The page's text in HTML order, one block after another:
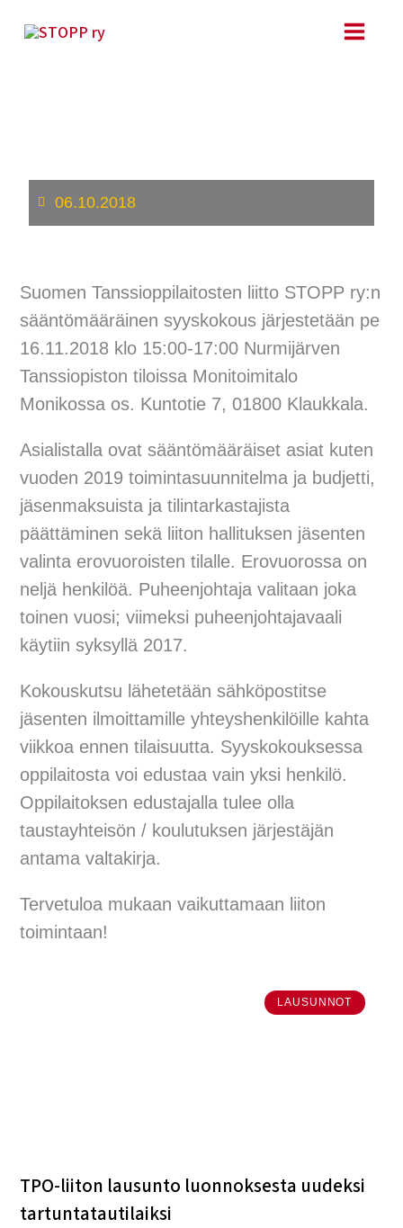
sisältöön
06.10.2018
Suomen Tanssioppilaitosten liitto STOPP ry:n
sääntömääräinen syyskokous järjestetään pe
16.11.2018 klo 15:00-17:00 Nurmijärven
Tanssiopiston tiloissa Monitoimitalo
Monikossa os. Kuntotie 7, 01800 Klaukkala.
Asialistalla ovat sääntömääräiset asiat kuten
vuoden 2019 toimintasuunnitelma ja budjetti,
jäsenmaksuista ja tilintarkastajista
päättäminen sekä liiton hallituksen jäsenten
valinta erovuoroisten tilalle. Erovuorossa on
neljä henkilöä. Puheenjohtaja valitaan joka
toinen vuosi; viimeksi puheenjohtajavaali
käytiin syksyllä 2017.
Kokouskutsu lähetetään sähköpostitse
jäsenten ilmoittamille yhteyshenkilöille kahta
viikkoa ennen tilaisuutta. Syyskokouksessa
oppilaitosta voi edustaa vain yksi henkilö.
Oppilaitoksen edustajalla tulee olla
taustayhteisön / koulutuksen järjestäjän
antama valtakirja.
Tervetuloa mukaan vaikuttamaan liiton
toimintaan!
LAUSUNNOT
TPO-liiton lausunto luonnoksesta uudeksi
tartuntatautilaiksi